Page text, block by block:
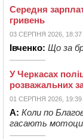
Середня
гривень
03 СЕРПНЯ 2026, 18:37
Івченко: Що за
У Черкасах
розважальних
01 СЕРПНЯ 2026, 19:39
А: Коли по
гасають